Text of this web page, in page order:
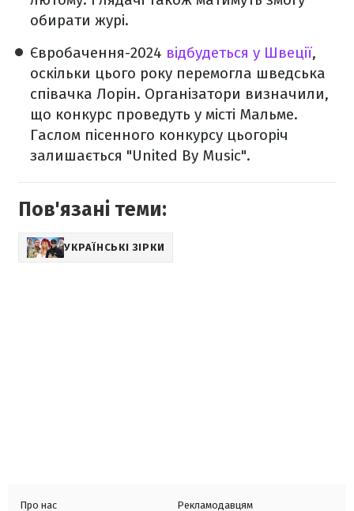
обирати журі.
Євробачення-2024 відбудеться у Швеції,
оскільки цього року перемогла шведська
співачка Лорін. Організатори визначили,
що конкурс проведуть у місті Мальме.
Гаслом пісенного конкурсу цьогоріч
залишається "United By Music".
Пов'язані теми:
УКРАЇНСЬКІ ЗІРКИ
Про нас
Рекламодавцям